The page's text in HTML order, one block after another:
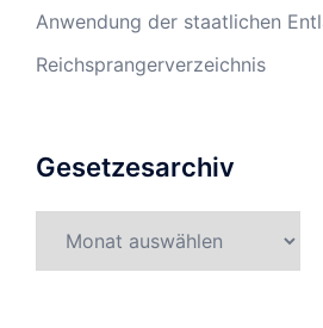
Anwendung der staatlichen
Reichsprangerverzeichnis
Gesetzesarchiv